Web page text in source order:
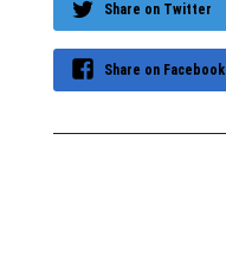
Share on Twitter
Share on Facebook